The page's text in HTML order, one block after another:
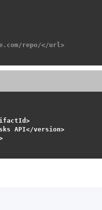
repo/</url>
API</version>